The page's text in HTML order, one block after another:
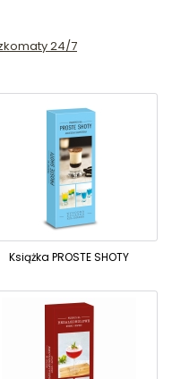
24/7
Książka PROSTE SHOTY